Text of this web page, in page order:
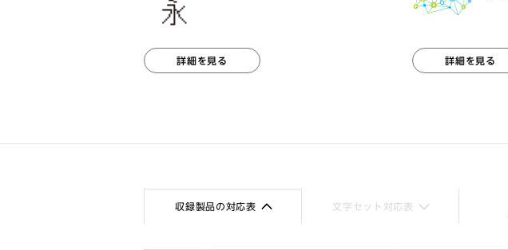
詳細を見る 詳細を見る
収録製品の対応表 文字セット対応表